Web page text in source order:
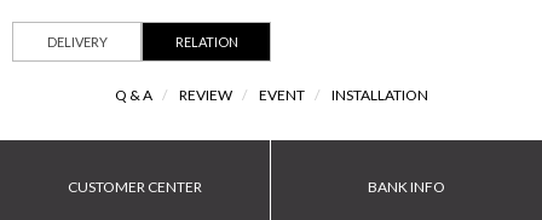
DELIVERY RELATION
Q & A / REVIEW / EVENT / INSTALLATION
CUSTOMER CENTER BANK INFO